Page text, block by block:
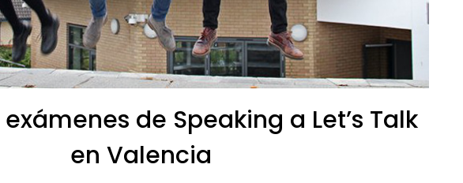
de Speaking a Let’s Talk
en Valencia